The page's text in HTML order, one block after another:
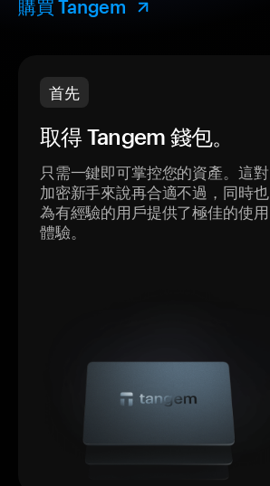
購買 Tangem
首先
取得 Tangem 錢包。
只需一鍵即可掌控您的資產。這對
加密新手來說再合適不過，同時也
為有經驗的用戶提供了極佳的使用
體驗。